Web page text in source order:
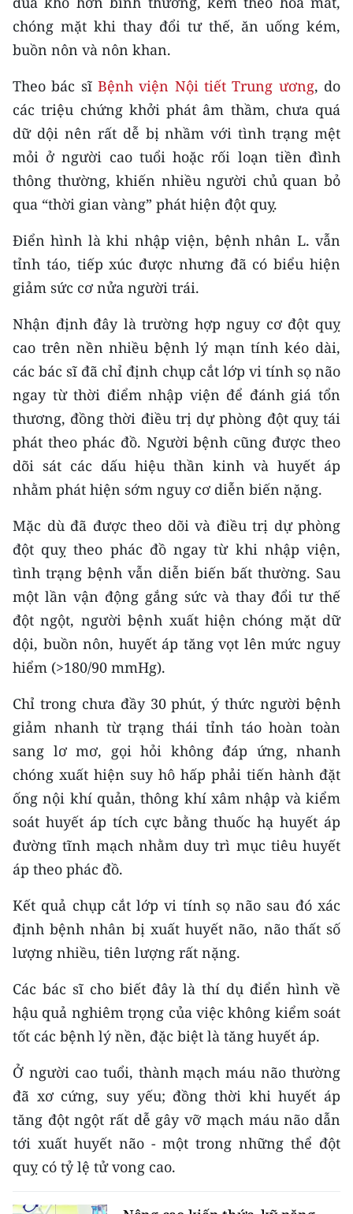
Media Chính trị
Media Kinh tế
Media Văn hóa
Media Xã hội
Media Pháp luật
Media Du lịch
Media Thế giới
Media Thể thao
Media Y tế
Media Khoa học - Công nghệ
Media Môi trường
Ảnh
Infographic
TIN MỚI
TIN ĐỊA PHƯƠNG
Trung du và miền núi phía Bắc
Đồng bằng sông Hồng
Bắc Trung Bộ
Duyên hải Nam Trung Bộ và Tây
Nguyên
Đông Nam Bộ
Đồng bằng sông Cửu Long
Chuyên trang Hà Nội
Chuyên trang TP. Hồ Chí Minh
CHUYÊN ĐỀ
CÁC CHUYÊN TRANG
VỀ BÁO NHÂN DÂN
THỜI NAY
NHÂN DÂN CUỐI TUẦN
NHÂN DÂN HẰNG THÁNG
MUA BÁO
ĐỌC BÁO IN
chóng mặt khi thay đổi tư thế, ăn uống kém,
buồn nôn và nôn khan.
Theo bác sĩ Bệnh viện Nội tiết Trung ương, do
các triệu chứng khởi phát âm thầm, chưa quá
dữ dội nên rất dễ bị nhầm với tình trạng mệt
mỏi ở người cao tuổi hoặc rối loạn tiền đình
thông thường, khiến nhiều người chủ quan bỏ
qua “thời gian vàng” phát hiện đột quỵ.
Điển hình là khi nhập viện, bệnh nhân L. vẫn
tỉnh táo, tiếp xúc được nhưng đã có biểu hiện
giảm sức cơ nửa người trái.
Nhận định đây là trường hợp nguy cơ đột quỵ
cao trên nền nhiều bệnh lý mạn tính kéo dài,
các bác sĩ đã chỉ định chụp cắt lớp vi tính sọ não
ngay từ thời điểm nhập viện để đánh giá tổn
thương, đồng thời điều trị dự phòng đột quỵ tái
phát theo phác đồ. Người bệnh cũng được theo
dõi sát các dấu hiệu thần kinh và huyết áp
nhằm phát hiện sớm nguy cơ diễn biến nặng.
Mặc dù đã được theo dõi và điều trị dự phòng
đột quỵ theo phác đồ ngay từ khi nhập viện,
tình trạng bệnh vẫn diễn biến bất thường. Sau
một lần vận động gắng sức và thay đổi tư thế
đột ngột, người bệnh xuất hiện chóng mặt dữ
dội, buồn nôn, huyết áp tăng vọt lên mức nguy
hiểm (>180/90 mmHg).
Chỉ trong chưa đầy 30 phút, ý thức người bệnh
giảm nhanh từ trạng thái tỉnh táo hoàn toàn
sang lơ mơ, gọi hỏi không đáp ứng, nhanh
chóng xuất hiện suy hô hấp phải tiến hành đặt
ống nội khí quản, thông khí xâm nhập và kiểm
soát huyết áp tích cực bằng thuốc hạ huyết áp
đường tĩnh mạch nhằm duy trì mục tiêu huyết
áp theo phác đồ.
Kết quả chụp cắt lớp vi tính sọ não sau đó xác
định bệnh nhân bị xuất huyết não, não thất số
lượng nhiều, tiên lượng rất nặng.
Các bác sĩ cho biết đây là thí dụ điển hình về
hậu quả nghiêm trọng của việc không kiểm soát
tốt các bệnh lý nền, đặc biệt là tăng huyết áp.
Ở người cao tuổi, thành mạch máu não thường
đã xơ cứng, suy yếu; đồng thời khi huyết áp
tăng đột ngột rất dễ gây vỡ mạch máu não dẫn
tới xuất huyết não - một trong những thể đột
quỵ có tỷ lệ tử vong cao.